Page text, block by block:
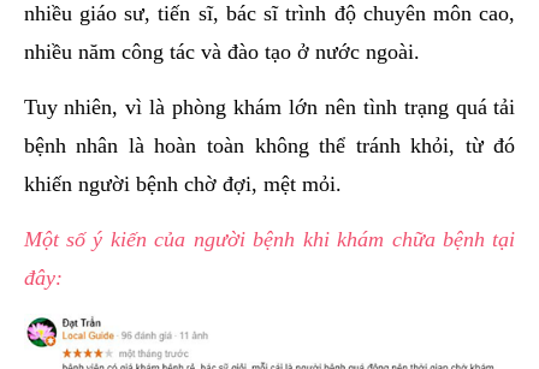
nhiều giáo sư, tiến sĩ, bác sĩ trình độ chuyên môn cao,
nhiều năm công tác và đào tạo ở nước ngoài.
Tuy nhiên, vì là phòng khám lớn nên tình trạng quá tải
bệnh nhân là hoàn toàn không thể tránh khỏi, từ đó
khiến người bệnh chờ đợi, mệt mỏi.
Một số ý kiến của người bệnh khi khám chữa bệnh tại
đây: